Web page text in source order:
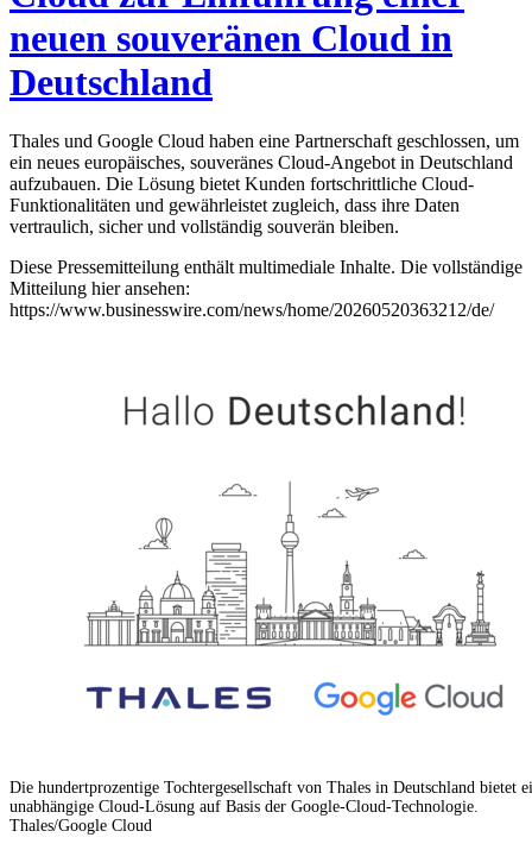
neuen souveränen Cloud in
Deutschland
Thales und Google Cloud haben eine Partnerschaft geschlossen, um
ein neues europäisches, souveränes Cloud-Angebot in Deutschland
aufzubauen. Die Lösung bietet Kunden fortschrittliche Cloud-
Funktionalitäten und gewährleistet zugleich, dass ihre Daten
vertraulich, sicher und vollständig souverän bleiben.
Diese Pressemitteilung enthält multimediale Inhalte. Die vollständige
Mitteilung hier ansehen:
https://www.businesswire.com/news/home/20260520363212/de/
Die hundertprozentige Tochtergesellschaft von Thales in Deutschland bietet
unabhängige Cloud-Lösung auf Basis der Google-Cloud-Technologie.
Thales/Google Cloud